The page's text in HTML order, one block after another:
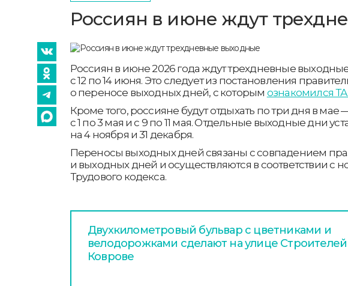
Россиян в июне ждут
Россиян в июне 2026 года ждут трехдневные
с 12 по 14 июня. Это следует из постановления
о переносе выходных дней, с которым ознакомился
Кроме того, россияне будут отдыхать по три дня в мае
с 1 по 3 мая и с 9 по 11 мая. Отдельные выходные дни
на 4 ноября и 31 декабря.
Переносы выходных дней связаны с совпадением
и выходных дней и осуществляются в соответствии с
Трудового кодекса.
Двухкилометровый бульвар с цветниками и
велодорожками сделают на улице Строителей
Коврове